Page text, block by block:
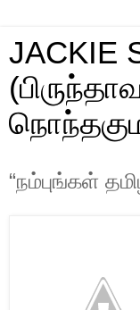
JACKIE
“நம்புங்கள்